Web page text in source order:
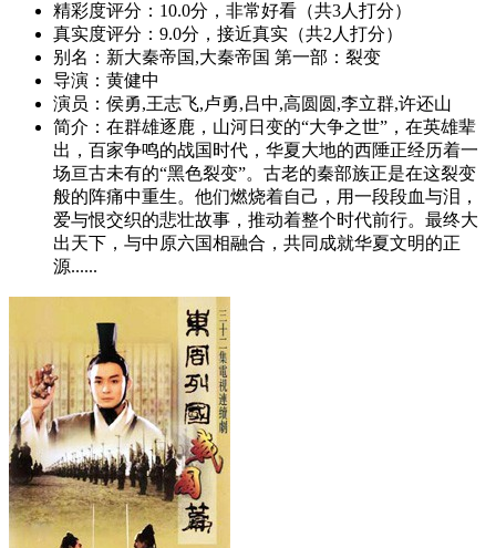
精彩度评分： 10.0分，非常好看（共3人打分）
真实度评分： 9.0分，接近真实（共2人打分）
别名： 新大秦帝国,大秦帝国 第一部：裂变
导演： 黄健中
演员： 侯勇,王志飞,卢勇,吕中,高圆圆,李立群,许还山
简介： 在群雄逐鹿，山河日变的“大争之世”，在英雄辈
出，百家争鸣的战国时代，华夏大地的西陲正经历着一
场亘古未有的“黑色裂变”。古老的秦部族正是在这裂变
般的阵痛中重生。他们燃烧着自己，用一段段血与泪，
爱与恨交织的悲壮故事，推动着整个时代前行。最终大
出天下，与中原六国相融合，共同成就华夏文明的正
源......